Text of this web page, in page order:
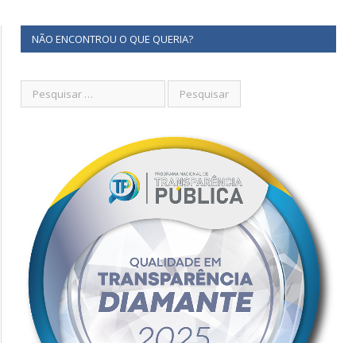
NÃO ENCONTROU O QUE QUERIA?